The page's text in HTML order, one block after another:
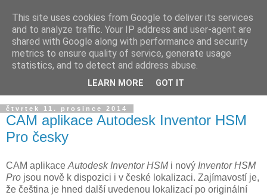
čtvrtek 11. prosince 2014
CAM aplikace Autodesk Inventor HSM
Pro česky
CAM aplikace Autodesk Inventor HSMi nový Inventor HSM
Pro jsou nově k dispozici i v české lokalizaci. Zajímavostí je,
že čeština je hned další uvedenou lokalizací po originální
This site uses cookies from Google to deliver its services
and to analyze traffic. Your IP address and user-agent are
shared with Google along with performance and security
metrics to ensure quality of service, generate usage
statistics, and to detect and address abuse.
LEARN MORE GOT IT